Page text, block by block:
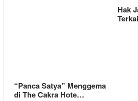
Hak
“Panca Satya” Menggema
di The Cakra Hote…